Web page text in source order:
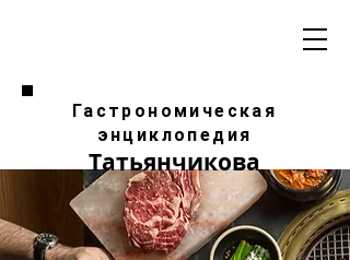
Гастрономическая
энциклопедия
Татьянчикова